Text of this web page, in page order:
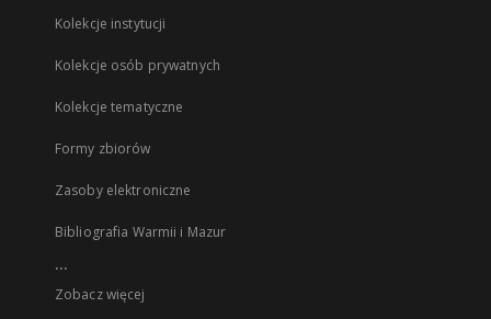
Kolekcje instytucji
Kolekcje osób prywatnych
Kolekcje tematyczne
Formy zbiorów
Zasoby elektroniczne
Bibliografia Warmii i Mazur
...
Zobacz więcej